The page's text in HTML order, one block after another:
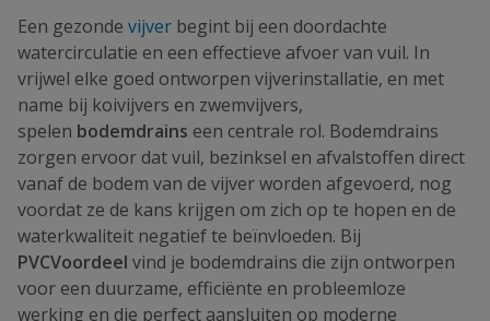
Een gezonde vijver begint bij een doordachte
watercirculatie en een effectieve afvoer van vuil. In
vrijwel elke goed ontworpen vijverinstallatie, en met
name bij koivijvers en zwemvijvers,
spelen bodemdrains een centrale rol. Bodemdrains
zorgen ervoor dat vuil, bezinksel en afvalstoffen direct
vanaf de bodem van de vijver worden afgevoerd, nog
voordat ze de kans krijgen om zich op te hopen en de
waterkwaliteit negatief te beïnvloeden. Bij
PVCVoordeel vind je bodemdrains die zijn ontworpen
voor een duurzame, efficiënte en probleemloze
werking en die perfect aansluiten op moderne